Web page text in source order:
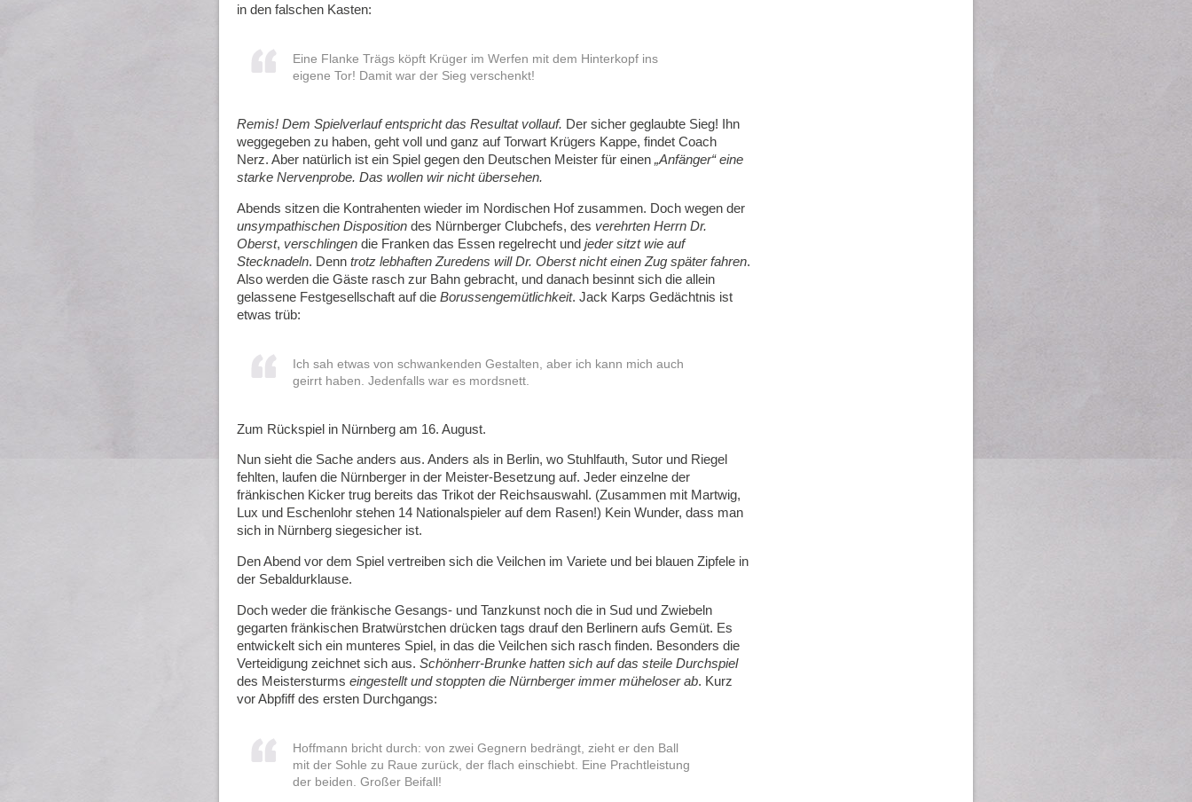
in den falschen Kasten:
Eine Flanke Trägs köpft Krüger im Werfen mit dem Hinterkopf ins
eigene Tor! Damit war der Sieg verschenkt!
Remis! Dem Spielverlauf entspricht das Resultat vollauf. Der sicher geglaubte Sieg! Ihn
weggegeben zu haben, geht voll und ganz auf Torwart Krügers Kappe, findet Coach
Nerz. Aber natürlich ist ein Spiel gegen den Deutschen Meister für einen „Anfänger“ eine
starke Nervenprobe. Das wollen wir nicht übersehen.
Abends sitzen die Kontrahenten wieder im Nordischen Hof zusammen. Doch wegen der
unsympathischen Disposition des Nürnberger Clubchefs, des verehrten Herrn Dr.
Oberst, verschlingen die Franken das Essen regelrecht und jeder sitzt wie auf
Stecknadeln. Denn trotz lebhaften Zuredens will Dr. Oberst nicht einen Zug später fahren.
Also werden die Gäste rasch zur Bahn gebracht, und danach besinnt sich die allein
gelassene Festgesellschaft auf die Borussengemütlichkeit. Jack Karps Gedächtnis ist
etwas trüb:
Ich sah etwas von schwankenden Gestalten, aber ich kann mich auch
geirrt haben. Jedenfalls war es mordsnett.
Zum Rückspiel in Nürnberg am 16. August.
Nun sieht die Sache anders aus. Anders als in Berlin, wo Stuhlfauth, Sutor und Riegel
fehlten, laufen die Nürnberger in der Meister-Besetzung auf. Jeder einzelne der
fränkischen Kicker trug bereits das Trikot der Reichsauswahl. (Zusammen mit Martwig,
Lux und Eschenlohr stehen 14 Nationalspieler auf dem Rasen!) Kein Wunder, dass man
sich in Nürnberg siegesicher ist.
Den Abend vor dem Spiel vertreiben sich die Veilchen im Variete und bei blauen Zipfele in
der Sebaldurklause.
Doch weder die fränkische Gesangs- und Tanzkunst noch die in Sud und Zwiebeln
gegarten fränkischen Bratwürstchen drücken tags drauf den Berlinern aufs Gemüt. Es
entwickelt sich ein munteres Spiel, in das die Veilchen sich rasch finden. Besonders die
Verteidigung zeichnet sich aus. Schönherr-Brunke hatten sich auf das steile Durchspiel
des Meistersturms eingestellt und stoppten die Nürnberger immer müheloser ab. Kurz
vor Abpfiff des ersten Durchgangs:
Hoffmann bricht durch: von zwei Gegnern bedrängt, zieht er den Ball
mit der Sohle zu Raue zurück, der flach einschiebt. Eine Prachtleistung
der beiden. Großer Beifall!